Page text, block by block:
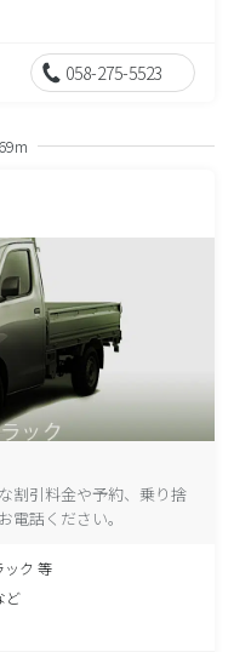
058-275-5523
割引料金や予約、乗り捨
話ください。
ック 等
ど